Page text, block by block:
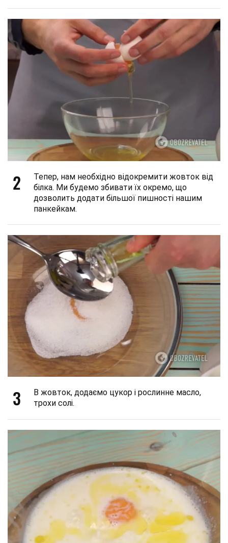
2
Тепер, нам необхідно відокремити жовток від
білка. Ми будемо збивати їх окремо, що
дозволить додати більшої пишності нашим
панкейкам.
3
В жовток, додаємо цукор і рослинне масло,
трохи солі.